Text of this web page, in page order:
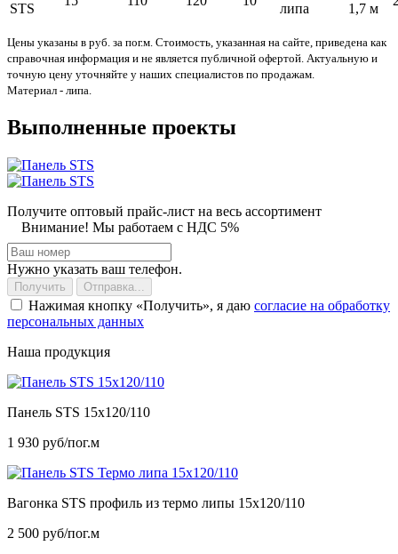
STS липа 1,7 м
Цены указаны в руб. за пог.м. Стоимость, указанная на сайте, приведена как
справочная информация и не является публичной офертой. Актуальную и
точную цену уточняйте у наших специалистов по продажам.
Материал - липа.
Выполненные проекты
Получите оптовый прайс-лист на весь ассортимент
Внимание! Мы работаем с НДС 5%
Нужно указать ваш телефон.
Получить Отправка...
Нажимая кнопку Получить , я даю согласие на обработку
персональных данных
Наша продукция
Панель STS 15х120/110
1 930 руб/пог.м
Вагонка STS профиль из термо липы 15х120/110
2 500 руб/пог.м